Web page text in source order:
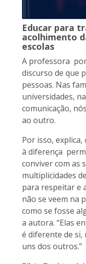
Educar para
acolhimento
escolas
A professora
discurso de que
pessoas. Nas
universidades,
comunicação,
ao outro.
Por isso,
à diferença
conviver com as
multiplicidades
para respeitar e
não se veem na
como se fosse
a autora. “Elas
é diferente de
uns dos outros.”